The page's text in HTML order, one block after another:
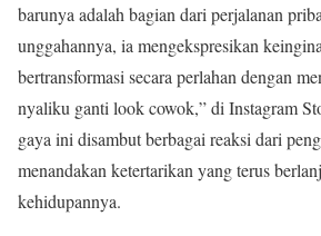
barunya adalah bagian dari perjalanan
unggahannya, ia mengekspresikan
bertransformasi secara perlahan dengan
nyaliku ganti look cowok,” di Instagram
gaya ini disambut berbagai reaksi dari
menandakan ketertarikan yang terus
kehidupannya.